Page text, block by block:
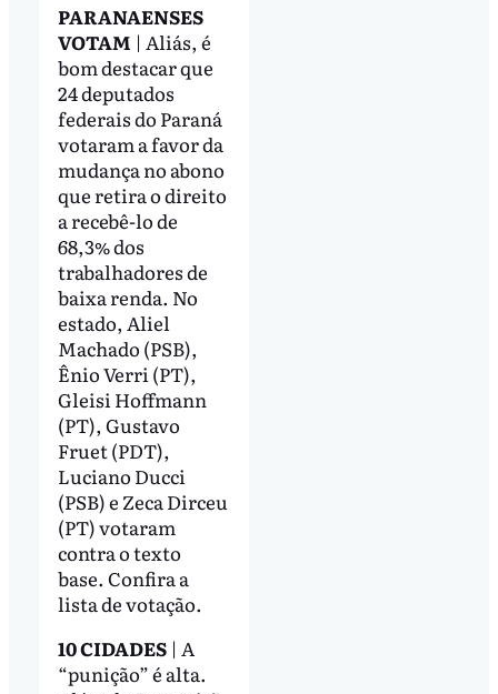
PARANAENSES
VOTAM | Aliás, é
bom destacar que
24 deputados
federais do Paraná
votaram a favor da
mudança no abono
que retira o direito
a recebê-lo de
68,3% dos
trabalhadores de
baixa renda. No
estado, Aliel
Machado (PSB),
Ênio Verri (PT),
Gleisi Hoffmann
(PT), Gustavo
Fruet (PDT),
Luciano Ducci
(PSB) e Zeca Dirceu
(PT) votaram
contra o texto
base. Confira a
lista de votação.
10 CIDADES| A
“punição” é alta.